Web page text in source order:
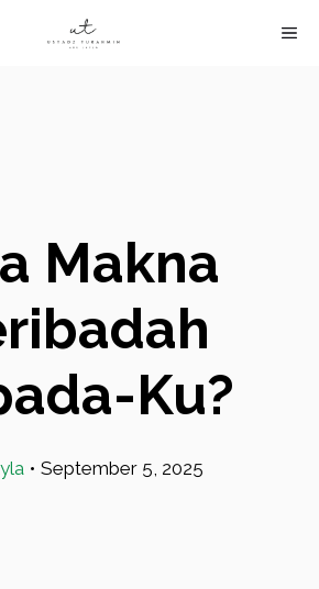
Makna
Ku?
• September 5, 2025